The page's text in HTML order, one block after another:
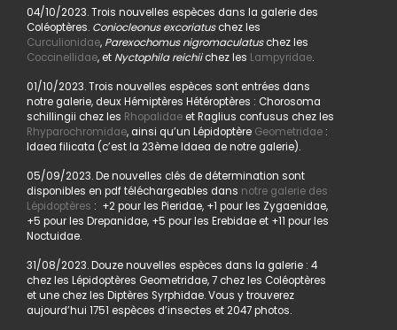
04/10/2023. Trois nouvelles espèces dans la galerie des
Coléoptères. Coniocleonus excoriatuschez les
Curculionidae, Parexochomus nigromaculatuschez les
Coccinellidae, et Nyctophila reichiichez les Lampyridae.
01/10/2023. Trois nouvelles espèces sont entrées dans
notre galerie, deux Hémiptères Hétéroptères : Chorosoma
schillingii chez les Rhopalidaeet Raglius confusus chez les
Rhyparochromidae, ainsi qu’un Lépidoptère Geometridae:
Idaea filicata (c’est la 23ème Idaea de notre galerie).
05/09/2023. De nouvelles clés de détermination sont
disponibles en pdf téléchargeables dans notre galerie des
Lépidoptères : +2 pour les Pieridae, +1 pour les Zygaenidae,
+5 pour les Drepanidae, +5 pour les Erebidae et +11 pour les
Noctuidae.
31/08/2023. Douze nouvelles espèces dans la galerie : 4
chez les Lépidoptères Geometridae, 7 chez les Coléoptères
et une chez les Diptères Syrphidae. Vous y trouverez
aujourd’hui 1751 espèces d’insectes et 2047 photos.